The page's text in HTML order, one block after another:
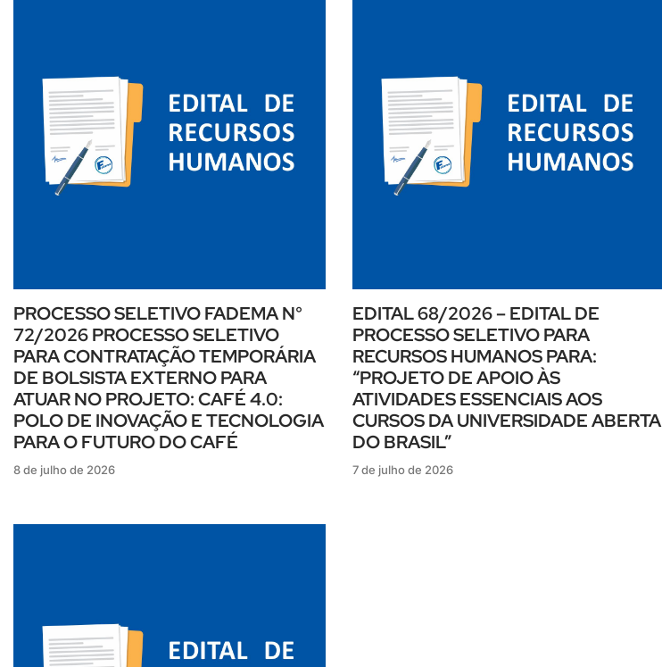
PROCESSO SELETIVO FADEMA N°
72/2026 PROCESSO SELETIVO
PARA CONTRATAÇÃO TEMPORÁRIA
DE BOLSISTA EXTERNO PARA
ATUAR NO PROJETO: CAFÉ 4.0:
POLO DE INOVAÇÃO E TECNOLOGIA
PARA O FUTURO DO CAFÉ
8 de julho de 2026
EDITAL 68/2026 – EDITAL DE
PROCESSO SELETIVO PARA
RECURSOS HUMANOS PARA:
“PROJETO DE APOIO ÀS
ATIVIDADES ESSENCIAIS AOS
CURSOS DA UNIVERSIDADE ABERTA
DO BRASIL”
7 de julho de 2026